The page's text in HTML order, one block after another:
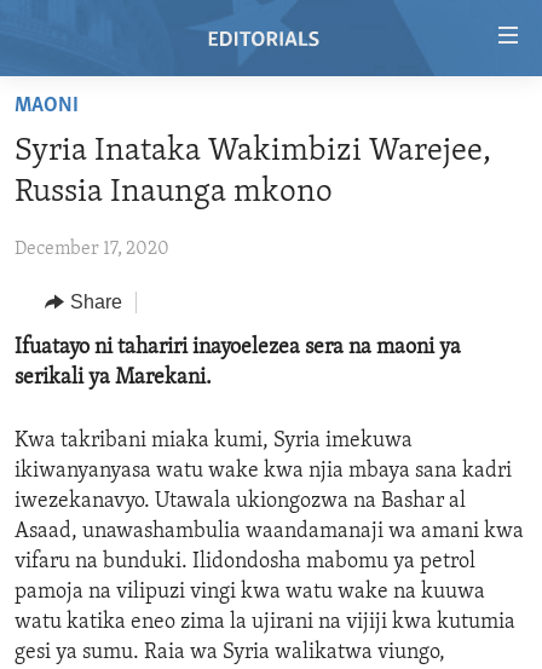
Skip
main
content
to
Navigation
Skip
to
VIDEO
REGIONS
AFRICA
AMERICAS
EUROPE
MIDDLE EAST
TOPICS
HUMAN RIGHTS
SECURITY AND DEFENSE
AID AND DEVELOPMENT
DEMOCRACY AND GOVERNANCE
ECONOMY AND TRADE
ENVIRONMENT AND HEALTH
IDEALS AND INSTITUTIONS
ARCHIVE
ABOUT US
FOLLOW US
MAONI
Syria Inataka Wakimbizi Warejee,
Russia Inaunga mkono
December 17, 2020
Share
Ifuatayo ni tahariri inayoelezea sera na maoni ya
serikali ya Marekani.
Kwa takribani miaka kumi, Syria imekuwa
ikiwanyanyasa watu wake kwa njia mbaya sana kadri
iwezekanavyo. Utawala ukiongozwa na Bashar al
Asaad, unawashambulia waandamanaji wa amani kwa
vifaru na bunduki. Ilidondosha mabomu ya petrol
pamoja na vilipuzi vingi kwa watu wake na kuuwa
watu katika eneo zima la ujirani na vijiji kwa kutumia
gesi ya sumu. Raia wa Syria walikatwa viungo,